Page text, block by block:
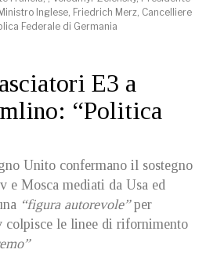
Inglese, Friedrich Merz, Cancelliere
Federale di Germania
E3 a
“Politica
Unito confermano il sostegno
e Mosca mediati da Usa ed
“figura autorevole”per
colpisce le linee di rifornimento